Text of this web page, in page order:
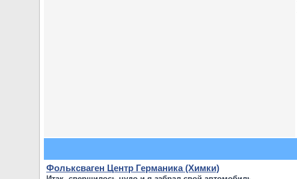
Фольксваген Центр Германика (Химки)